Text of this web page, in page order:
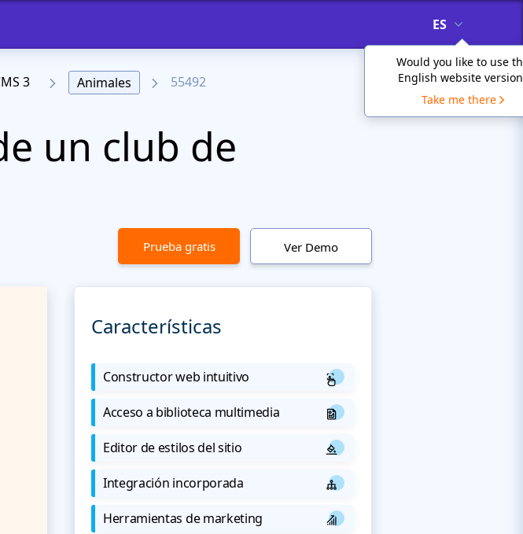
ES
Would you like to use
English website
Take me there
3 Animales 55492
un club de
Prueba gratis Ver Demo
Características
Constructor web intuitivo
Acceso a biblioteca multimedia
Editor de estilos del sitio
Integración incorporada
Herramientas de marketing